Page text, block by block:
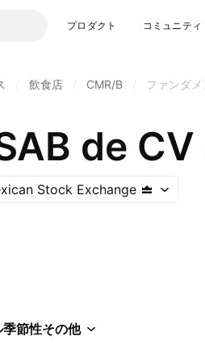
プロダクト コミュニティ
飲食店 CMR/B ファンダ
de
Stock Exchange
季節性その他